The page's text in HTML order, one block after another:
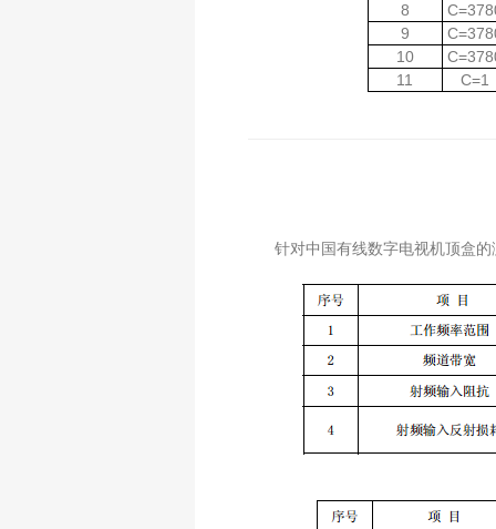
8
9
10
11
C=1
针对中国有线数字电视机顶盒